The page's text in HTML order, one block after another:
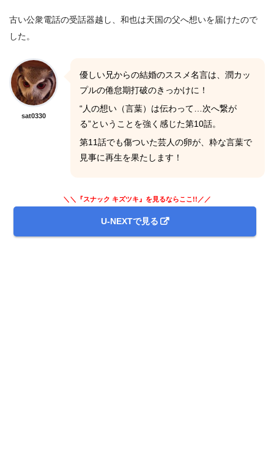
古い公衆電話の受話器越し、和也は天国の父へ想いを届けたので
した。
sat0330
優しい兄からの結婚のススメ名言は、潤カッ
プルの倦怠期打破のきっかけに！
“人の想い（言葉）は伝わって…次へ繋が
る”ということを強く感じた第10話。
第11話でも傷ついた芸人の卵が、粋な言葉で
見事に再生を果たします！
＼＼『スナック キズツキ』を見るならここ!!／／
U-NEXTで見る